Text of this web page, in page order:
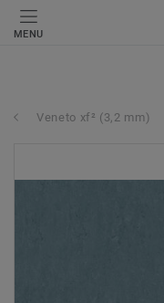
MENU
Veneto xf² (3,2 mm)